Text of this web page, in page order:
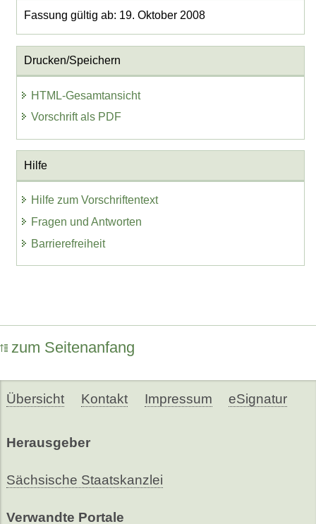
Fassung gültig ab: 19. Oktober 2008
Drucken/Speichern
HTML-Gesamtansicht
Vorschrift als PDF
Hilfe
Hilfe zum Vorschriftentext
Fragen und Antworten
Barrierefreiheit
zum Seitenanfang
Übersicht Kontakt Impressum eSignatur
Herausgeber
Sächsische Staatskanzlei
Verwandte Portale